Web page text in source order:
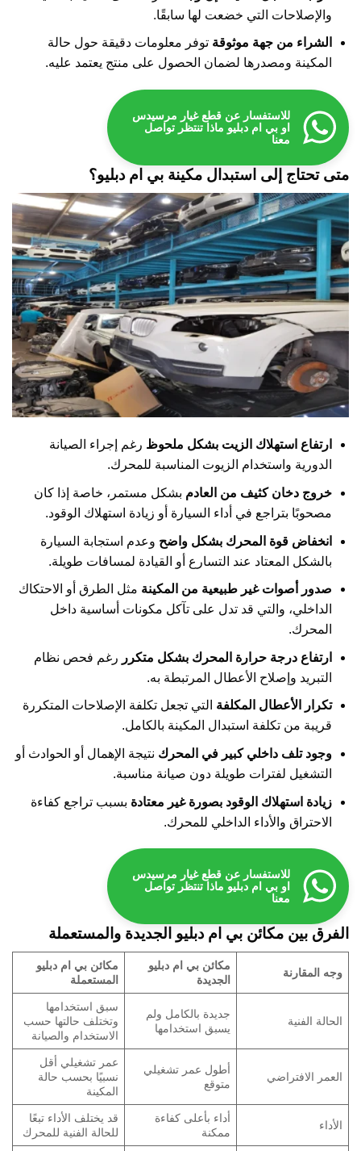
والإصلاحات التي خضعت لها سابقًا.
الشراء من جهة موثوقة توفر معلومات دقيقة حول حالة
المكينة ومصدرها لضمان الحصول على منتج يعتمد عليه.
للاستفسار عن قطع غيار مرسيدس
او بي ام دبليو ماذا تنتظر تواصل
معنا
متى تحتاج إلى استبدال مكينة بي ام دبليو؟
ارتفاع استهلاك الزيت بشكل ملحوظ رغم إجراء الصيانة
الدورية واستخدام الزيوت المناسبة للمحرك.
خروج دخان كثيف من العادم بشكل مستمر، خاصة إذا كان
مصحوبًا بتراجع في أداء السيارة أو زيادة استهلاك الوقود.
انخفاض قوة المحرك بشكل واضح وعدم استجابة السيارة
بالشكل المعتاد عند التسارع أو القيادة لمسافات طويلة.
صدور أصوات غير طبيعية من المكينة مثل الطرق أو الاحتكاك
الداخلي، والتي قد تدل على تآكل مكونات أساسية داخل
المحرك.
ارتفاع درجة حرارة المحرك بشكل متكرر رغم فحص نظام
التبريد وإصلاح الأعطال المرتبطة به.
تكرار الأعطال المكلفة التي تجعل تكلفة الإصلاحات المتكررة
قريبة من تكلفة استبدال المكينة بالكامل.
وجود تلف داخلي كبير في المحرك نتيجة الإهمال أو الحوادث أو
التشغيل لفترات طويلة دون صيانة مناسبة.
زيادة استهلاك الوقود بصورة غير معتادة بسبب تراجع كفاءة
الاحتراق والأداء الداخلي للمحرك.
للاستفسار عن قطع غيار مرسيدس
او بي ام دبليو ماذا تنتظر تواصل
معنا
الفرق بين مكائن بي ام دبليو الجديدة والمستعملة
وجه المقارنة
مكائن بي ام دبليو
الجديدة
مكائن بي ام دبليو
المستعملة
الحالة الفنية
جديدة بالكامل ولم
يسبق استخدامها
سبق استخدامها
وتختلف حالتها حسب
الاستخدام والصيانة
العمر الافتراضي
أطول عمر تشغيلي
متوقع
عمر تشغيلي أقل
نسبيًا بحسب حالة
المكينة
الأداء
أداء بأعلى كفاءة
ممكنة
قد يختلف الأداء تبعًا
للحالة الفنية للمحرك